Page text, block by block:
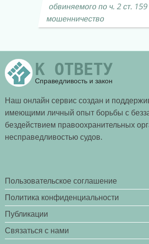
обвиняемого по ч. 2 ст.
мошенничество
К ОТВЕТУ
Справедливость и закон
Наш онлайн сервис создан и
имеющими личный опыт борьбы с
бездействием правоохранительных
несправедливостью судов.
Пользовательское соглашение
Политика конфиденциальности
Публикации
Связаться с нами